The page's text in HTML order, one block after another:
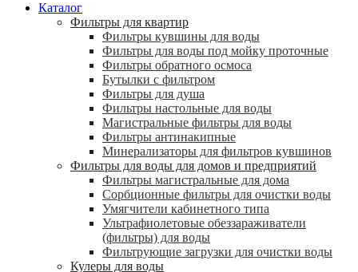
Каталог
Фильтры для квартир
Фильтры кувшины для воды
Фильтры для воды под мойку проточные
Фильтры обратного осмоса
Бутылки с фильтром
Фильтры для душа
Фильтры настольные для воды
Магистральные фильтры для воды
Фильтры антинакипные
Минерализаторы для фильтров кувшинов
Фильтры для воды для домов и предприятий
Фильтры магистральные для дома
Сорбционные фильтры для очистки воды
Умягчители кабинетного типа
Ультрафиолетовые обеззараживатели
(фильтры) для воды
Фильтрующие загрузки для очистки воды
Кулеры для воды